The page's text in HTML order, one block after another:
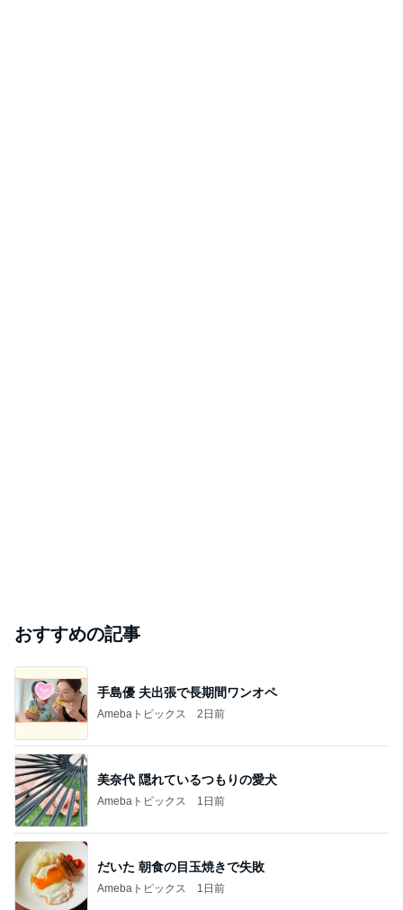
おすすめの記事
手島優 夫出張で長期間ワンオペ
Amebaトピックス 2日前
美奈代 隠れているつもりの愛犬
Amebaトピックス 1日前
だいた 朝食の目玉焼きで失敗
Amebaトピックス 1日前